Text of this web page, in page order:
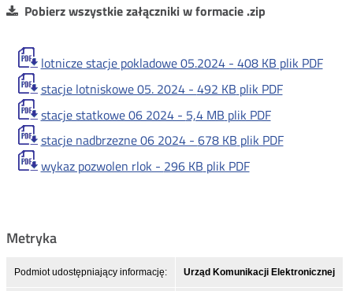
Pobierz wszystkie załączniki w formacie .zip
lotnicze stacje pokladowe 05.2024 - 408 KB plik PDF
stacje lotniskowe 05. 2024 - 492 KB plik PDF
stacje statkowe 06 2024 - 5,4 MB plik PDF
stacje nadbrzezne 06 2024 - 678 KB plik PDF
wykaz pozwolen rlok - 296 KB plik PDF
Metryka
Podmiot udostępniający informację: Urząd Komunikacji Elektronicznej